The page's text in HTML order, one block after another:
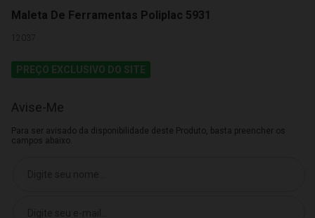
Maleta De Ferramentas Poliplac 5931
12037
PREÇO EXCLUSIVO DO SITE
Avise-Me
Para ser avisado da disponibilidade deste Produto, basta preencher os
campos abaixo.